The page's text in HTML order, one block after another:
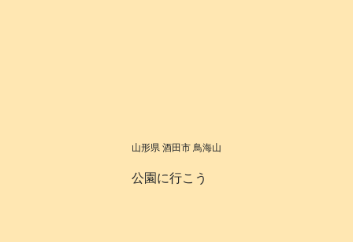
山形県 酒田市 鳥海山
公園に行こう